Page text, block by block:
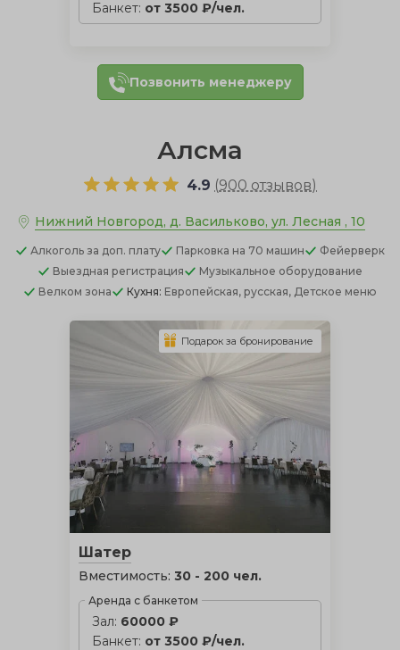
Банкет: от 3500 ₽/чел.
Позвонить менеджеру
Алсма
4.9 (900 отзывов)
Нижний Новгород, д. Васильково, ул. Лесная , 10
Алкоголь за доп. плату Парковка на 70 машин
Фейерверк
Выездная регистрация
Музыкальное оборудование
Велком зона
Кухня: Европейская, русская, Детское меню
Шатер
Вместимость: 30 - 200 чел.
Аренда с банкетом
Зал: 60000 ₽
Банкет: от 3500 ₽/чел.
Подарок за бронирование